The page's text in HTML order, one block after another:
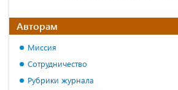
Авторам
Миссия
Сотрудничество
Рубрики журнала